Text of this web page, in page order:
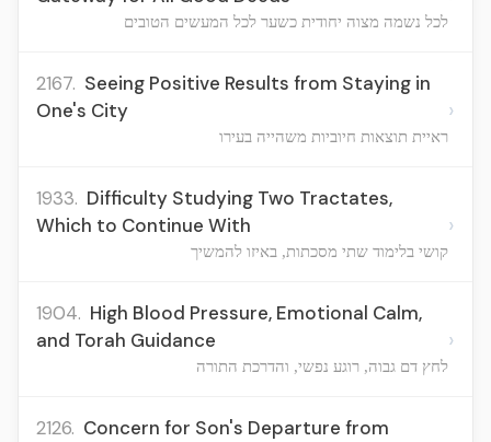
לכל נשמה מצוה יחודית כשער לכל המעשים הטובים
2167. Seeing Positive Results from Staying in
One's City
ראיית תוצאות חיוביות משהייה בעירו
›
1933. Difficulty Studying Two Tractates,
Which to Continue With
קושי בלימוד שתי מסכתות, באיזו להמשיך
›
1904. High Blood Pressure, Emotional Calm,
and Torah Guidance
לחץ דם גבוה, רוגע נפשי, והדרכת התורה
›
2126. Concern for Son's Departure from